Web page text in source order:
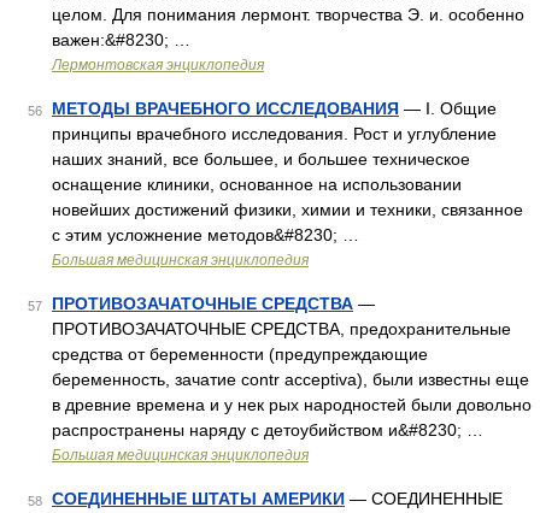
целом. Для понимания лермонт. творчества Э. и. особенно
важен:&#8230; …
Лермонтовская энциклопедия
56 МЕТОДЫ ВРАЧЕБНОГО ИССЛЕДОВАНИЯ — І. Общие
принципы врачебного исследования. Рост и углубление
наших знаний, все большее, и большее техническое
оснащение клиники, основанное на использовании
новейших достижений физики, химии и техники, связанное
с этим усложнение методов&#8230; …
Большая медицинская энциклопедия
57 ПРОТИВОЗАЧАТОЧНЫЕ СРЕДСТВА —
ПРОТИВОЗАЧАТОЧНЫЕ СРЕДСТВА, предохранительные
средства от беременности (предупреждающие
беременность, зачатие contr acceptiva), были известны еще
в древние времена и у нек рых народностей были довольно
распространены наряду с детоубийством и&#8230; …
Большая медицинская энциклопедия
58 СОЕДИНЕННЫЕ ШТАТЫ АМЕРИКИ — СОЕДИНЕННЫЕ